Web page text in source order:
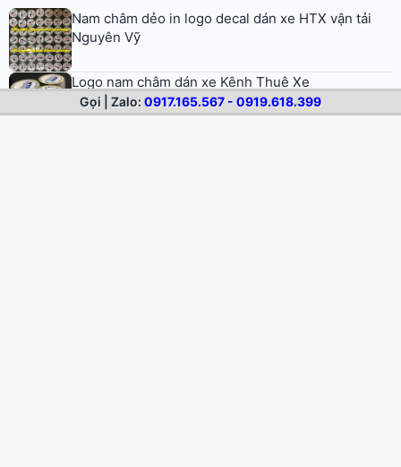
Gọi | Zalo:0917.165.567 - 0919.618.399
In logo nam châm dẻo dán xe Asia Prime